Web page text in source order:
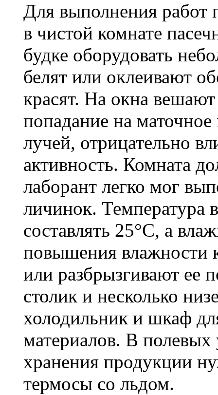
Для выполнения работ
в чистой комнате
будке оборудовать
белят или оклеивают
красят. На окна
попадание на
лучей, отрицательно
активность. Комната
лаборант легко мог
личинок. Температура
составлять 25°С, а
повышения влажности
или разбрызгивают ее
столик и несколько
холодильник и шкаф
материалов. В полевых
хранения продукции
термосы со льдом.